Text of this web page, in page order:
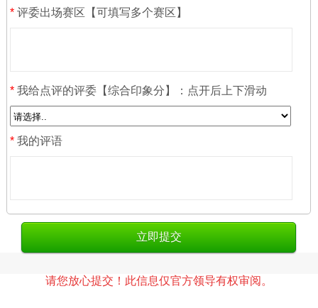
* 评委出场赛区【可填写多个赛区】
* 我给点评的评委【综合印象分】：点开后上下滑动
* 我的评语
请您放心提交！此信息仅官方领导有权审阅。